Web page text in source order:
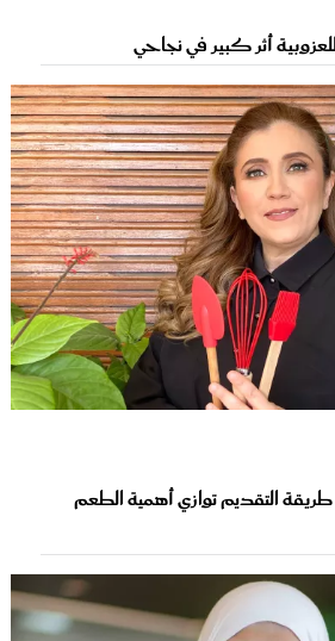
أثر كبير في نجاحي
التقديم توازي أهمية الطعم